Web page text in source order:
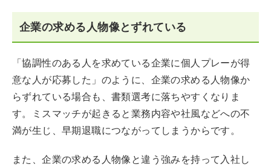
企業の求める人物像とずれている
「協調性のある人を求めている企業に個人プレーが得
意な人が応募した」のように、企業の求める人物像か
らずれている場合も、書類選考に落ちやすくなりま
す。ミスマッチが起きると業務内容や社風などへの不
満が生じ、早期退職につながってしまうからです。
また、企業の求める人物像と違う強みを持って入社し